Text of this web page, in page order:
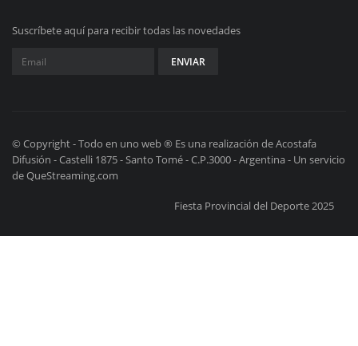
Suscríbete aquí para recibir todas las novedades
© Copyright - Todo en uno web ® Es una realización de Acostafa
Difusión - Castelli 1875 - Santo Tomé - C.P.3000 - Argentina - Un servicio
de QueStreaming.com
Fiesta Provincial del Deporte 2025